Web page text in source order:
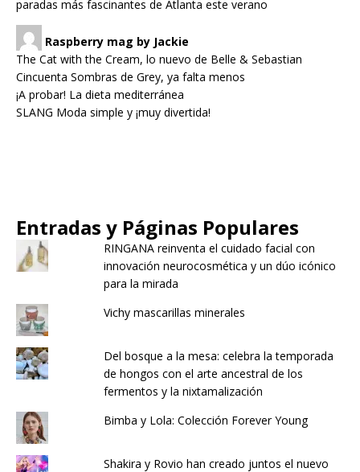
paradas más fascinantes de Atlanta este verano
Raspberry mag by Jackie
The Cat with the Cream, lo nuevo de Belle & Sebastian
Cincuenta Sombras de Grey, ya falta menos
¡A probar! La dieta mediterránea
SLANG Moda simple y ¡muy divertida!
Entradas y Páginas Populares
RINGANA reinventa el cuidado facial con
innovación neurocosmética y un dúo icónico
para la mirada
Vichy mascarillas minerales
Del bosque a la mesa: celebra la temporada
de hongos con el arte ancestral de los
fermentos y la nixtamalización
Bimba y Lola: Colección Forever Young
Shakira y Rovio han creado juntos el nuevo